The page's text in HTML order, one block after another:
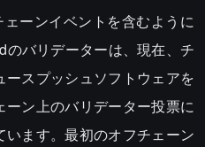
ーンイベントを含むように
バリデーターは、現在、チ
スプッシュソフトウェアを
ン上のバリデーター投票に
ます。最初のオフチェーン